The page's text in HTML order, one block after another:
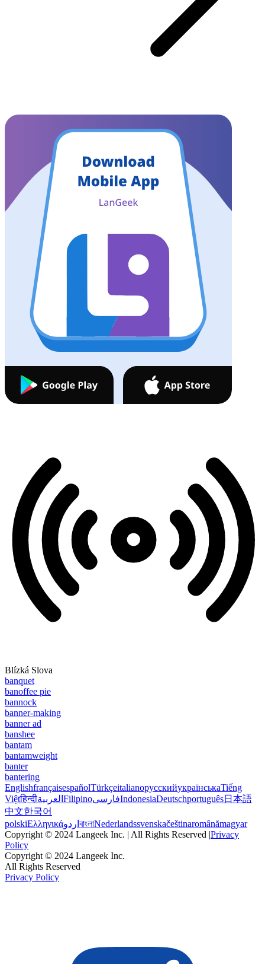
Blízká Slova
banquet
banoffee pie
bannock
banner-making
banner ad
banshee
bantam
bantamweight
banter
bantering
EnglishfrançaisespañolTürkçeitalianoрусскийукраїнськаTiếng
Việtहिन्दीالعربية FilipinoفارسیIndonesiaDeutschportuguês日本語
中文한국어
polskiΕλληνικάاردو বাংলাNederlandssvenskačeštinaromânămagyar
Copyright © 2024 Langeek Inc. | All Rights Reserved |Privacy
Policy
Copyright © 2024 Langeek Inc.
All Rights Reserved
Privacy Policy